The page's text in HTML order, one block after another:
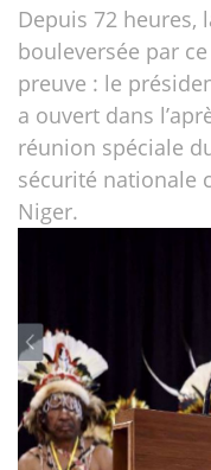
Depuis 72 heures,
bouleversée par
preuve : le
a ouvert dans
réunion spéciale
sécurité nationale
Niger.